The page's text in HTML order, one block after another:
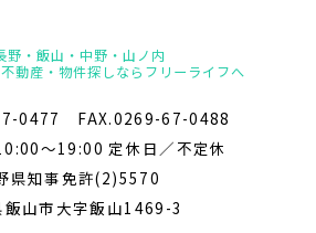
野・飯山・中野・山ノ内
動産・物件探しならフリーライフへ
0477 FAX.0269-67-0488
～19:00 定休日／不定休
県知事免許(2)5570
飯山市大字飯山1469-3